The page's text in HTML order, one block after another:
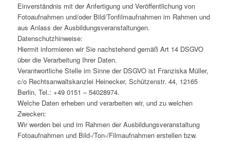
Einverständnis mit der Anfertigung und Veröffentlichung von
Fotoaufnahmen und/oder Bild/Tonfilmaufnahmen im Rahmen und
aus Anlass der Ausbildungsveranstaltungen.
Datenschutzhinweise:
Hiermit informieren wir Sie nachstehend gemäß Art 14 DSGVO
über die Verarbeitung Ihrer Daten.
Verantwortliche Stelle im Sinne der DSGVO ist Franziska Müller,
c/o Rechtsanwaltskanzlei Heinecker, Schützenstr. 44, 12165
Berlin, Tel.: +49 0151 – 54028974.
Welche Daten erheben und verarbeiten wir, und zu welchen
Zwecken:
Wir werden bei und im Rahmen der Ausbildungsveranstaltung
Fotoaufnahmen und Bild-/Ton-/Filmaufnahmen erstellen bzw.